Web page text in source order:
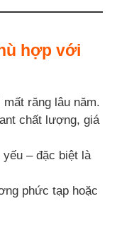
hợp với
răng lâu năm.
chất lượng, giá
– đặc biệt là
phức tạp hoặc